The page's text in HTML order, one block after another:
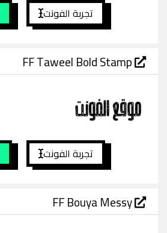
تجربة الفونت
FF Taweel Bold Stamp
تجربة الفونت
FF Bouya Messy